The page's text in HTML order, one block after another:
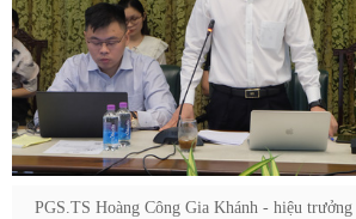
PGS.TS Hoàng Công Gia Khánh - hiệu